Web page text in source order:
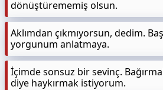
dönüştürememiş olsun.
Aklımdan çıkmıyorsun, dedim.
yorgunum anlatmaya.
İçimde sonsuz bir sevinç.
diye haykırmak istiyorum.